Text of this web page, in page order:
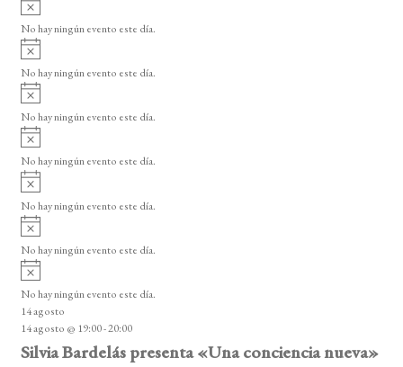
o
v
i
o
No hay ningún evento este día.
A
v
i
o
No hay ningún evento este día.
A
v
i
o
No hay ningún evento este día.
A
v
i
o
No hay ningún evento este día.
A
v
i
o
No hay ningún evento este día.
A
v
i
o
No hay ningún evento este día.
A
v
i
s
o
No hay ningún evento este día.
14 agosto
14 agosto @ 19:00-20:00
Silvia Bardelás presenta «Una conciencia nueva»